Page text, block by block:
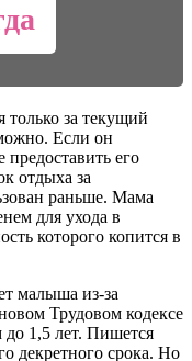
только за текущий
Если он
предоставить его
отдыха за
раньше. Мама
для ухода в
которого копится в
малыша из-за
Трудовом кодексе
до 1,5 лет. Пишется
декретного срока. Но